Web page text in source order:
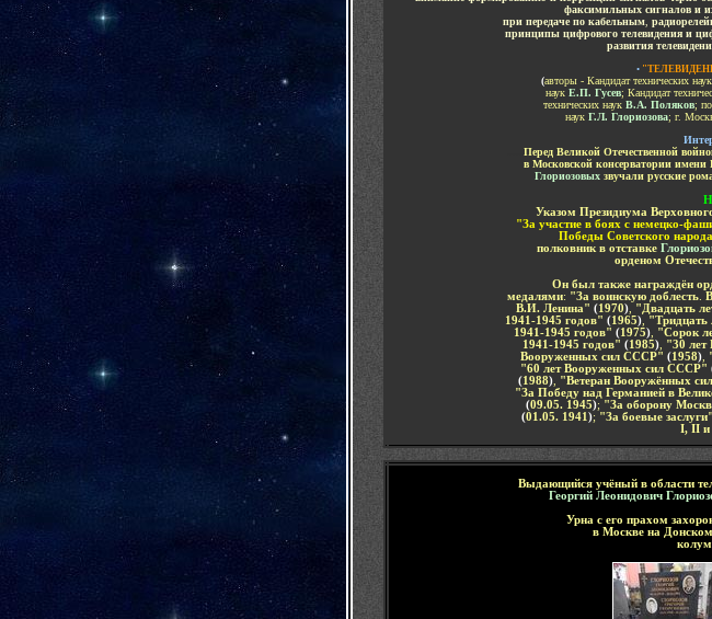
факсимильных сигналов и
при передаче по кабельным,
принципы цифрового телевидения и
развития
•
(авторы - Кандидат технических наук
наук Е.П. Гусев; Кандидат
технических наук В.А. Поляков;
наукГ.Л. Глориозова; г.
И
Перед Великой Отечественной
в Московской консерватории
Глориозовыхзвучали русские
Н
Указом Президиума
"За участие в боях с немецко-
Победы Советского
полковник в отставке
орденом
Он был также награждён
медалями: "За воинскую доблесть
В.И. Ленина" (1970)
"Двадцать
1941-1945 годов" (1965),
"Тридцать
1941-1945 годов" (1975),
"Сорок
1941-1945 годов" (1985), "30
Вооруженных сил СССР" (1958),
"60 лет Вооруженных сил СССР"
(1988) "Ветеран Вооружённых
"За Победу над Германией в
(09.05. 1945); "За оборону
(01.05. 1941 ); "За боевые заслуги"
I, II и
Выдающийся учёный в области
Георгий Леонидович
Урна с его прахом
вМоскве на Донском